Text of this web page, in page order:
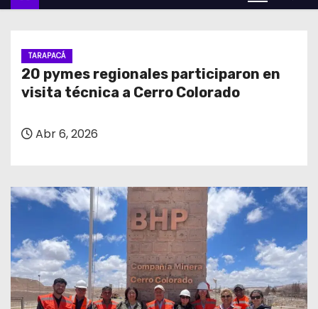
TARAPACÁ
20 pymes regionales participaron en
visita técnica a Cerro Colorado
Abr 6, 2026